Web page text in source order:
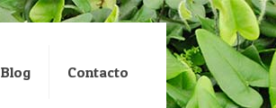
Blog Contacto